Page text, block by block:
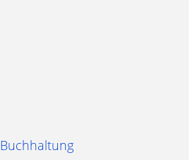
Buchhaltung